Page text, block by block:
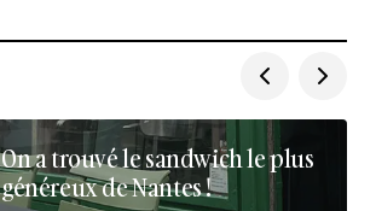
On a trouvé le sandwich le plus
généreux de Nantes !